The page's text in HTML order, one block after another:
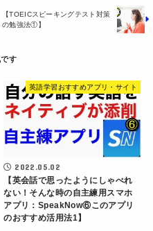
【TOEICスピーキングテスト対策
の勉強法①】
英語学習おすすめアプリ・サイト
2022.05.02
【英会話で思ったようにしゃべれ
ない！そんな時の自主練用スマホ
アプリ：SpeakNow⑥このアプリ
のおすすめ活用法1】